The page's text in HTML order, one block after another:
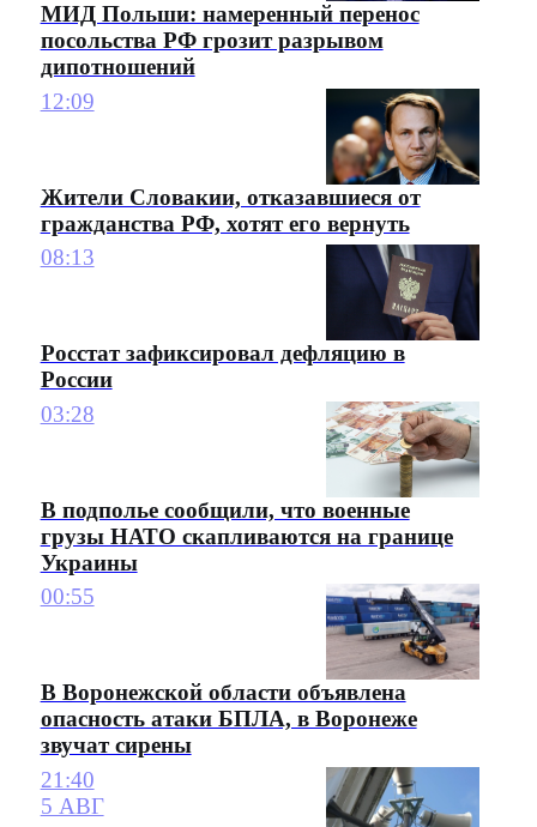
МИД Польши: намеренный перенос
посольства РФ грозит разрывом
дипотношений
12:09
Жители Словакии, отказавшиеся от
гражданства РФ, хотят его вернуть
08:13
Росстат зафиксировал дефляцию в
России
03:28
В подполье сообщили, что военные
грузы НАТО скапливаются на границе
Украины
00:55
В Воронежской области объявлена
опасность атаки БПЛА, в Воронеже
звучат сирены
21:40
5 АВГ